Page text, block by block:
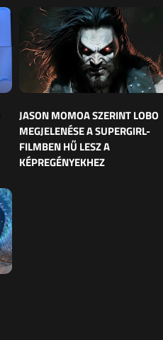
JASON MOMOA SZERINT LOBO
MEGJELENÉSE A SUPERGIRL-
FILMBEN HŰ LESZ A
KÉPREGÉNYEKHEZ